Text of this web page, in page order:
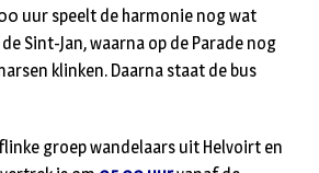
uur speelt de harmonie nog wat
Sint-Jan, waarna op de Parade nog
klinken. Daarna staat de bus
groep wandelaars uit Helvoirt en